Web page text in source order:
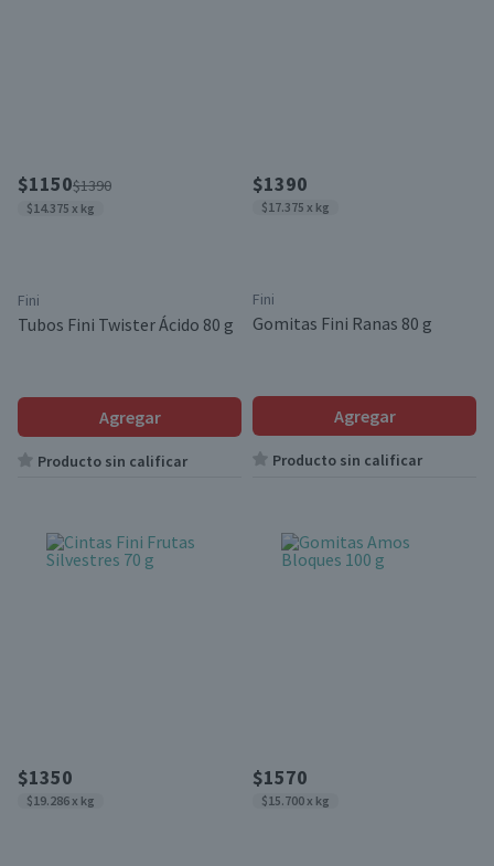
$1150$1390
$14.375 x kg
Fini
Tubos Fini Twister Ácido 80 g
Agregar
Producto sin calificar
$1390
$17.375 x kg
Fini
Gomitas Fini Ranas 80 g
Agregar
Producto sin calificar
$1350
$19.286 x kg
$1570
$15.700 x kg